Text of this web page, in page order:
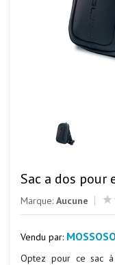
Sac a dos pour
Marque: Aucune
Vendu par:
Optez pour ce sac